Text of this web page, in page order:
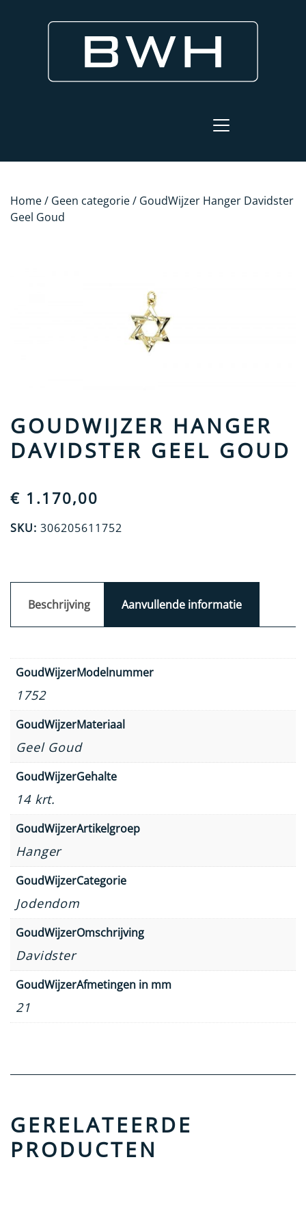
Home/ Geen categorie/ GoudWijzer Hanger Davidster
Geel Goud
GOUDWIJZER HANGER
DAVIDSTER GEEL GOUD
€ 1.170,00
SKU: 306205611752
Beschrijving Aanvullende informatie
GoudWijzerModelnummer
1752
GoudWijzerMateriaal
Geel Goud
GoudWijzerGehalte
14 krt.
GoudWijzerArtikelgroep
Hanger
GoudWijzerCategorie
Jodendom
GoudWijzerOmschrijving
Davidster
GoudWijzerAfmetingen in mm
21
GERELATEERDE
PRODUCTEN